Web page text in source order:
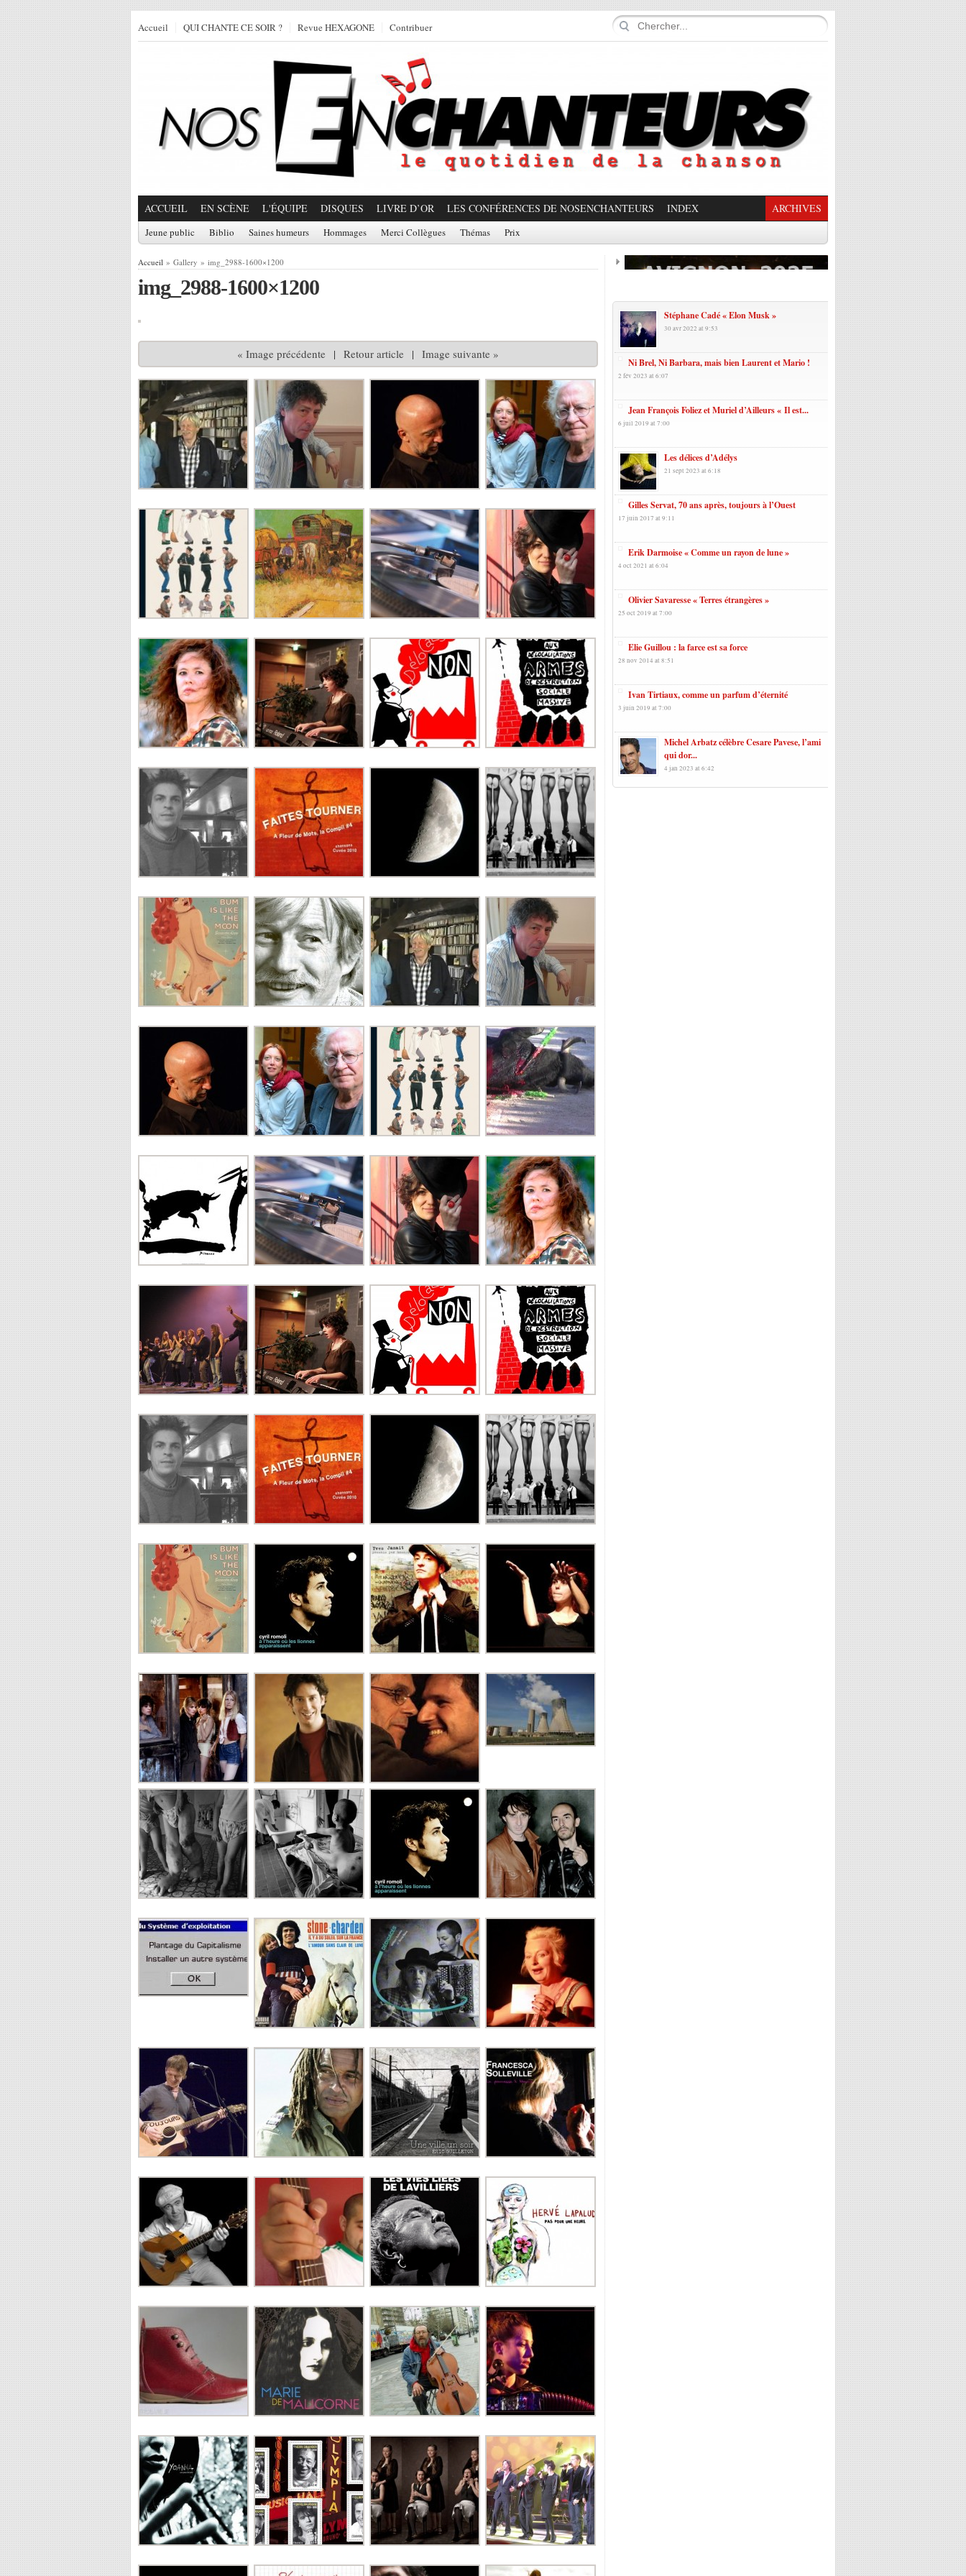
Accueil QUI CHANTE CE SOIR ? Revue HEXAGONE Contribuer
ACCUEIL EN SCÈNE L'ÉQUIPE DISQUES LIVRE D’OR LES CONFÉRENCES DE NOSENCHANTEURS INDEX ARCHIVES
Jeune public Biblio Saines humeurs Hommages Merci Collègues Thémas Prix
Accueil » Gallery » img_2988-1600×1200
img_2988-1600×1200
« Image précédente | Retour article | Image suivante »
Stéphane Cadé « Elon Musk »
30 avr 2022 at 9:53
Ni Brel, Ni Barbara, mais bien Laurent et Mario !
2 fév 2023 at 6:07
Jean François Foliez et Muriel d’Ailleurs « Il est...
6 juil 2019 at 7:00
Les délices d’Adélys
21 sept 2023 at 6:18
Gilles Servat, 70 ans après, toujours à l’Ouest
17 juin 2017 at 9:11
Erik Darmoise « Comme un rayon de lune »
4 oct 2021 at 6:04
Olivier Savaresse « Terres étrangères »
25 oct 2019 at 7:00
Elie Guillou : la farce est sa force
28 nov 2014 at 8:51
Ivan Tirtiaux, comme un parfum d’éternité
3 juin 2019 at 7:00
Michel Arbatz célèbre Cesare Pavese, l’ami
qui dor...
4 jan 2023 at 6:42